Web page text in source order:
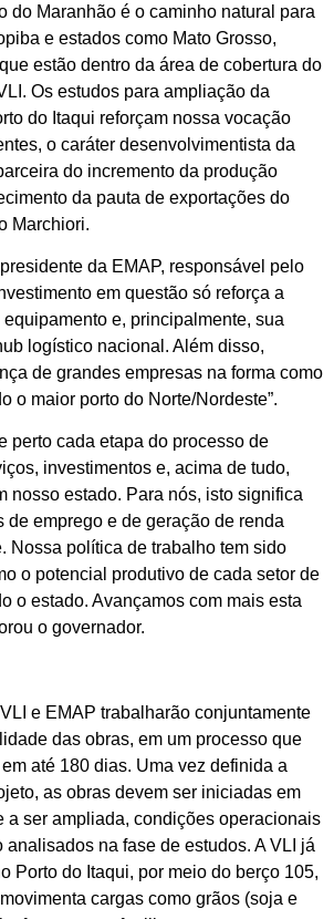
do Maranhão é o caminho natural para
e estados como Mato Grosso,
estão dentro da área de cobertura do
Os estudos para ampliação da
do Itaqui reforçam nossa vocação
o caráter desenvolvimentista da
do incremento da produção
da pauta de exportações do
Marchiori.
da EMAP, responsável pelo
em questão só reforça a
e, principalmente, sua
logístico nacional. Além disso,
de grandes empresas na forma como
o maior porto do Norte/Nordeste”.
perto cada etapa do processo de
investimentos e, acima de tudo,
nosso estado. Para nós, isto significa
de emprego e de geração de renda
Nossa política de trabalho tem sido
o potencial produtivo de cada setor de
o estado. Avançamos com mais esta
o governador.
e EMAP trabalharão conjuntamente
das obras, em um processo que
até 180 dias. Uma vez definida a
as obras devem ser iniciadas em
a ser ampliada, condições operacionais
analisados na fase de estudos. A VLI já
Porto do Itaqui, por meio do berço 105,
cargas como grãos (soja e